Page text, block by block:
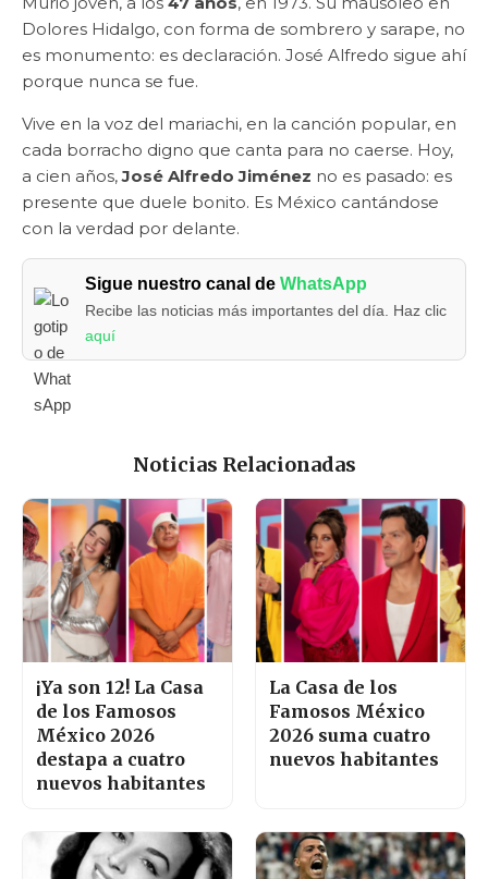
Dolores Hidalgo, con forma de sombrero y sarape, no
es monumento: es declaración. José Alfredo sigue ahí
porque nunca se fue.
Vive en la voz del mariachi, en la canción popular, en
cada borracho digno que canta para no caerse. Hoy,
a cien años,José Alfredo Jiménez no es pasado: es
presente que duele bonito. Es México cantándose
con la verdad por delante.
Sigue nuestro canal deWhatsApp
Recibe las noticias más importantes del día. Haz clic
aquí
Noticias Relacionadas
¡Ya son 12! La Casa
de los Famosos
México 2026
destapa a cuatro
nuevos habitantes
La Casa de los
Famosos México
2026 suma cuatro
nuevos habitantes